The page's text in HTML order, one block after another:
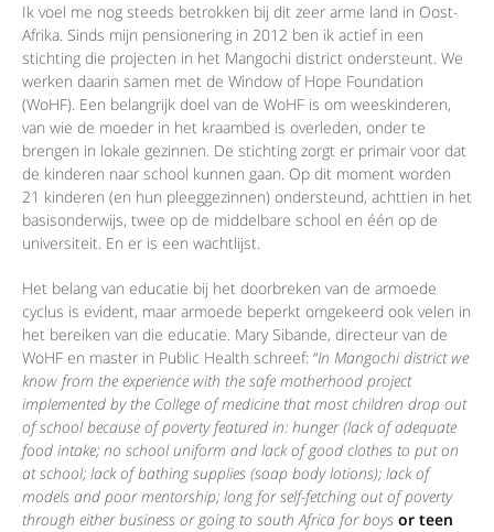
Ik voel me nog steeds betrokken bij dit zeer arme land in Oost-
Afrika. Sinds mijn pensionering in 2012 ben ik actief in een
stichting die projecten in het Mangochi district ondersteunt. We
werken daarin samen met de Window of Hope Foundation
(WoHF). Een belangrijk doel van de WoHF is om weeskinderen,
van wie de moeder in het kraambed is overleden, onder te
brengen in lokale gezinnen. De stichting zorgt er primair voor dat
de kinderen naar school kunnen gaan. Op dit moment worden
21 kinderen (en hun pleeggezinnen) ondersteund, achttien in het
basisonderwijs, twee op de middelbare school en één op de
universiteit. En er is een wachtlijst.
Het belang van educatie bij het doorbreken van de armoede
cyclus is evident, maar armoede beperkt omgekeerd ook velen in
het bereiken van die educatie. Mary Sibande, directeur van de
WoHF en master in Public Health schreef: “In Mangochi district we
know from the experience with the safe motherhood project
implemented by the College of medicine that most children drop out
of school because of poverty featured in: hunger (lack of adequate
food intake; no school uniform and lack of good clothes to put on
at school; lack of bathing supplies (soap body lotions); lack of
models and poor mentorship; long for self-fetching out of poverty
through either business or going to south Africa for boys or teen